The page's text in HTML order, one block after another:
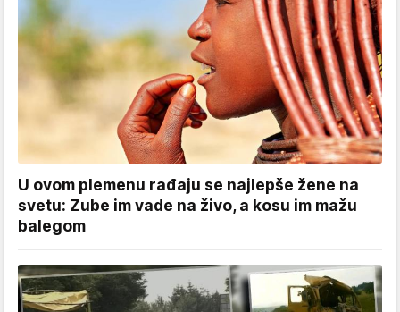
U ovom plemenu rađaju se najlepše žene na
svetu: Zube im vade na živo, a kosu im mažu
balegom